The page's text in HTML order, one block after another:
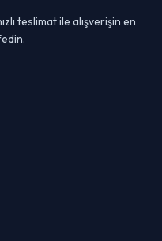
teslimat ile alışverişin en